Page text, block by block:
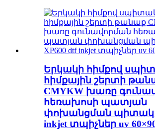
Երկակի հիմքով
հիմքային շերտի
CMYKW խառը
հեռախոսի պատյան
փոխանցման պիտակ
inkjet տպիչներ uv